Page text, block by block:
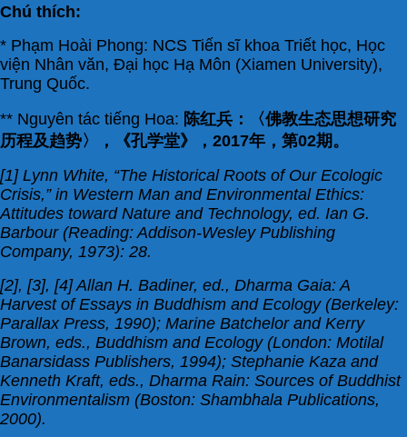
Chú thích:
* Phạm Hoài Phong: NCS Tiến sĩ khoa Triết học, Học
viện Nhân văn, Đại học Hạ Môn (Xiamen University),
Trung Quốc.
** Nguyên tác tiếng Hoa: 陈红兵：〈佛教生态思想研究
历程及趋势〉，《孔学堂》，2017年，第02期。
[1] Lynn White, “The Historical Roots of Our Ecologic
Crisis,” in Western Man and Environmental Ethics:
Attitudes toward Nature and Technology, ed. Ian G.
Barbour (Reading: Addison-Wesley Publishing
Company, 1973): 28.
[2], [3], [4] Allan H. Badiner, ed., Dharma Gaia: A
Harvest of Essays in Buddhism and Ecology (Berkeley:
Parallax Press, 1990); Marine Batchelor and Kerry
Brown, eds., Buddhism and Ecology (London: Motilal
Banarsidass Publishers, 1994); Stephanie Kaza and
Kenneth Kraft, eds., Dharma Rain: Sources of Buddhist
Environmentalism (Boston: Shambhala Publications,
2000).